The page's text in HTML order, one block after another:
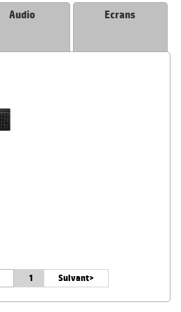
Audio Ecrans
1 Suivant>